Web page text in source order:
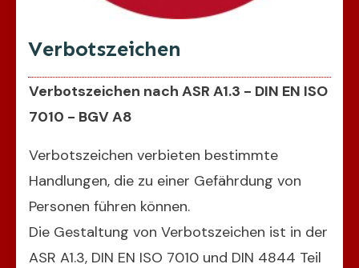
Verbotszeichen
Verbotszeichen nach ASR A1.3 - DIN EN ISO
7010 - BGV A8
Verbotszeichen verbieten bestimmte
Handlungen, die zu einer Gefährdung von
Personen führen können.
Die Gestaltung von Verbotszeichen ist in der
ASR A1.3, DIN EN ISO 7010 und DIN 4844 Teil